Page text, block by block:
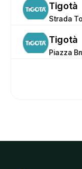
Tigotà
Strada
Tigotà
Piazza